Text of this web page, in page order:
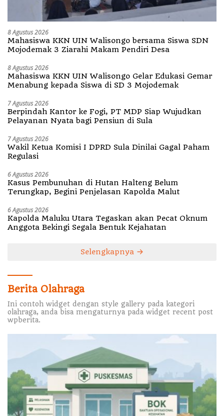
8 Agustus 2026
Mahasiswa KKN UIN Walisongo bersama Siswa SDN
Mojodemak 3 Ziarahi Makam Pendiri Desa
8 Agustus 2026
Mahasiswa KKN UIN Walisongo Gelar Edukasi Gemar
Menabung kepada Siswa di SD 3 Mojodemak
7 Agustus 2026
Berpindah Kantor ke Fogi, PT MDP Siap Wujudkan
Pelayanan Nyata bagi Pensiun di Sula
7 Agustus 2026
Wakil Ketua Komisi I DPRD Sula Dinilai Gagal Paham
Regulasi
6 Agustus 2026
Kasus Pembunuhan di Hutan Halteng Belum
Terungkap, Begini Penjelasan Kapolda Malut
6 Agustus 2026
Kapolda Maluku Utara Tegaskan akan Pecat Oknum
Anggota Bekingi Segala Bentuk Kejahatan
Selengkapnya
Berita Olahraga
Ini contoh widget dengan style gallery pada kategori
olahraga, anda bisa mengaturnya pada widget recent post
wpberita.